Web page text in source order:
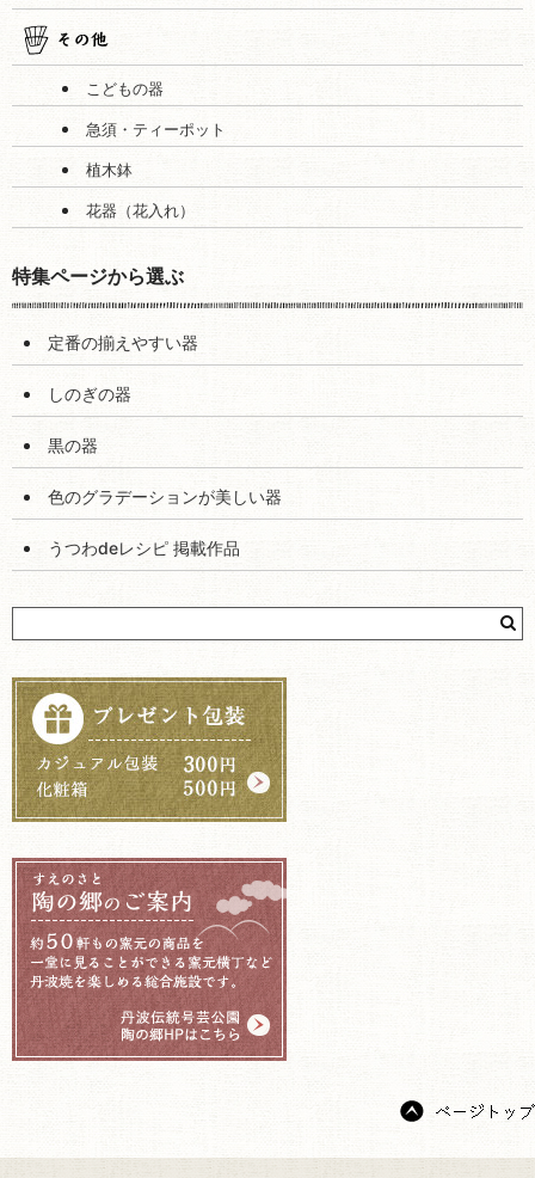
こどもの器
急須・ティーポット
植木鉢
花器（花入れ）
特集ページから選ぶ
定番の揃えやすい器
しのぎの器
黒の器
色のグラデーションが美しい器
うつわdeレシピ 掲載作品